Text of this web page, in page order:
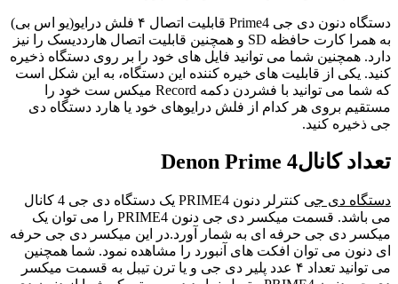
دستگاه دنون دی جی Prime4 قابلیت اتصال ۴ فلش درایو(یو اس بی)
به همرا کارت حافظه SD و همچنین قابلیت اتصال هارددیسک را نیز
دارد. همچنین شما می توانید فایل های خود را بر روی دستگاه ذخیره
کنید. یکی از قابلیت های خیره کننده این دستگاه، به این شکل است
که شما می توانید با فشردن دکمه Record میکس ست خود را
مستقیم بروی هر کدام از فلش درایوهای خود یا هارد دستگاه دی
جی ذخیره کنید.
تعداد کانالDenon Prime 4
دستگاه دی جی
کنترلر دنون PRIME4 یک دستگاه دی جی 4 کانال
می باشد. قسمت میکسر دی جی دنون PRIME4 را می توان یک
میکسر دی جی حرفه ای به شمار آورد.در این میکسر دی جی حرفه
ای دنون می توان افکت های آنبورد را مشاهده نمود. شما همچنین
می توانید تعداد ۴ عدد پلیر دی جی و یا ترن تیبل به قسمت میکسر